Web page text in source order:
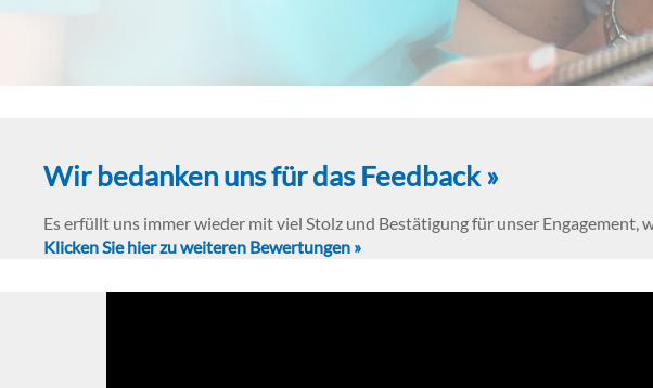
Wir bedanken uns für das Feedback »
Es erfüllt uns immer wieder mit viel Stolz und Bestätigung für unser
Klicken Sie hier zu weiteren Bewertungen »